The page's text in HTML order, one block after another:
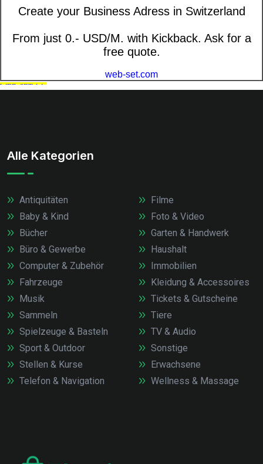
Alle Kategorien
Antiquitäten
Baby & Kind
Bücher
Büro & Gewerbe
Computer & Zubehör
Fahrzeuge
Filme
Foto & Video
Garten & Handwerk
Haushalt
Immobilien
Kleidung & Accessoires
Musik
Sammeln
Spielzeuge & Basteln
Sport & Outdoor
Stellen & Kurse
Telefon & Navigation
Tickets & Gutscheine
Tiere
TV & Audio
Sonstige
Erwachsene
Wellness & Massage